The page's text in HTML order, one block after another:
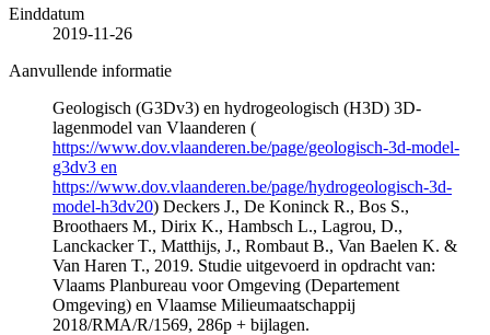
Einddatum
2019-11-26
Aanvullende informatie
Geologisch (G3Dv3) en hydrogeologisch (H3D) 3D-
lagenmodel van Vlaanderen (
https://www.dov.vlaanderen.be/page/geologisch-3d-model-
g3dv3 en
https://www.dov.vlaanderen.be/page/hydrogeologisch-3d-
model-h3dv20) Deckers J., De Koninck R., Bos S.,
Broothaers M., Dirix K., Hambsch L., Lagrou, D.,
Lanckacker T., Matthijs, J., Rombaut B., Van Baelen K. &
Van Haren T., 2019. Studie uitgevoerd in opdracht van:
Vlaams Planbureau voor Omgeving (Departement
Omgeving) en Vlaamse Milieumaatschappij
2018/RMA/R/1569, 286p + bijlagen.